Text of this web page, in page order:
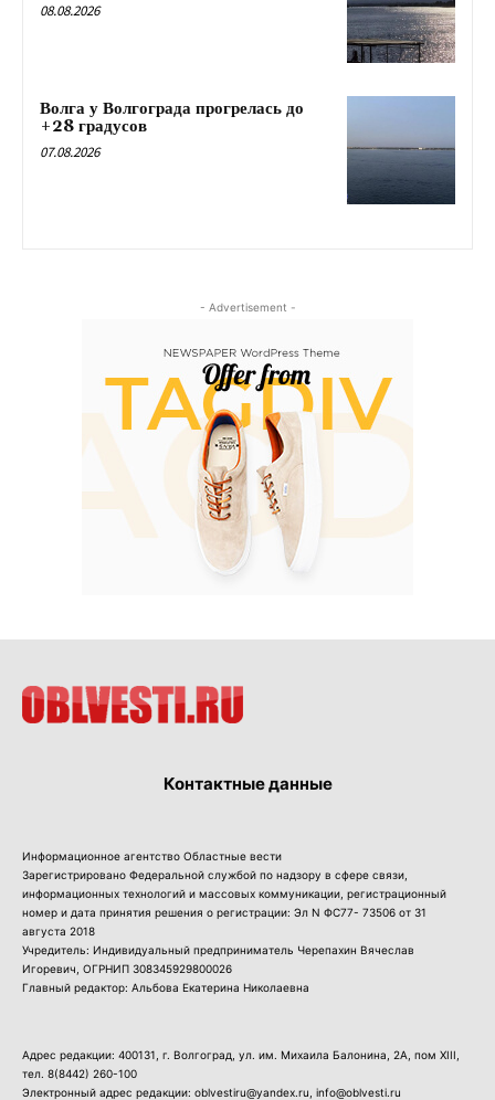
08.08.2026
Волга у Волгограда прогрелась до
+28 градусов
07.08.2026
- Advertisement -
Контактные данные
Информационное агентство Областные вести
Зарегистрировано Федеральной службой по надзору в сфере связи,
информационных технологий и массовых коммуникации, регистрационный
номер и дата принятия решения о регистрации: Эл N ФС77- 73506 от 31
августа 2018
Учредитель: Индивидуальный предприниматель Черепахин Вячеслав
Игоревич, ОГРНИП 308345929800026
Главный редактор: Альбова Екатерина Николаевна
Адрес редакции: 400131, г. Волгоград, ул. им. Михаила Балонина, 2А, пом XIII,
тел. 8(8442) 260-100
Электронный адрес редакции: oblvestiru@yandex.ru, info@oblvesti.ru